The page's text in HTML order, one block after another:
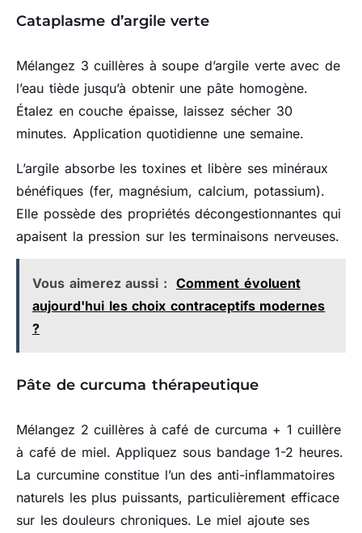
Cataplasme d’argile verte
Mélangez 3 cuillères à soupe d’argile verte avec de
l’eau tiède jusqu’à obtenir une pâte homogène.
Étalez en couche épaisse, laissez sécher 30
minutes. Application quotidienne une semaine.
L’argile absorbe les toxines et libère ses minéraux
bénéfiques (fer, magnésium, calcium, potassium).
Elle possède des propriétés décongestionnantes qui
apaisent la pression sur les terminaisons nerveuses.
Vous aimerez aussi :
Comment évoluent
aujourd'hui les choix contraceptifs modernes
?
Pâte de curcuma thérapeutique
Mélangez 2 cuillères à café de curcuma + 1 cuillère
à café de miel. Appliquez sous bandage 1-2 heures.
La curcumine constitue l’un des anti-inflammatoires
naturels les plus puissants, particulièrement efficace
sur les douleurs chroniques. Le miel ajoute ses